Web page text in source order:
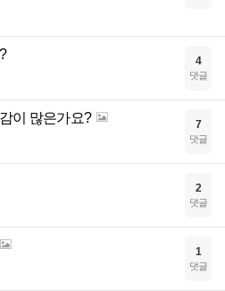
4
댓글
이 많은가요? 7
댓글
2
댓글
1
댓글